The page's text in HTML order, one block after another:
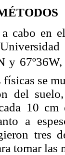
cabo en
y
físicas se
del
10
a
tres
tomar las